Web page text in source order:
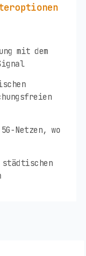
mit dem
Netzen, wo
städtischen